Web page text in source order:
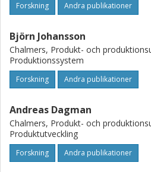
Forskning Andra publikationer
Björn Johansson
Chalmers, Produkt- och
Produktionssystem
Forskning Andra publikationer
Andreas Dagman
Chalmers, Produkt- och
Produktutveckling
Forskning Andra publikationer